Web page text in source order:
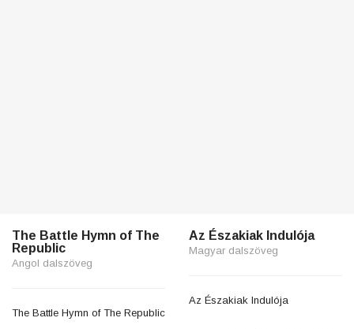
The Battle Hymn of The
Republic
Angol dalszöveg
The Battle Hymn of The Republic
Az Északiak Indulója
Magyar dalszöveg
Az Északiak Indulója